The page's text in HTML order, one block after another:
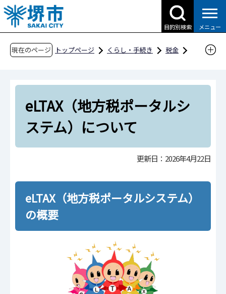
こ
の
ペ
目的別検索 メニュー
現在のページ トップページ くらし・手続き
税金
eLTAX（地方税ポータルシ
ステム）について
更新日：2026年4月22日
eLTAX（地方税ポータルシステム）
の概要